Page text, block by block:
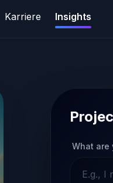
Karriere Insights
What are